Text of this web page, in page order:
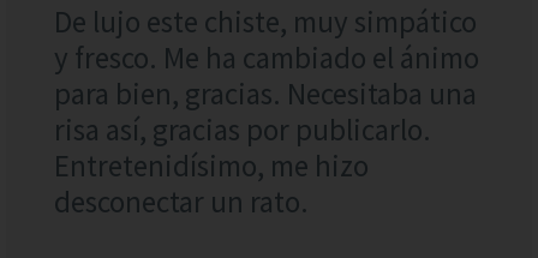
De lujo este chiste, muy simpático
y fresco. Me ha cambiado el ánimo
para bien, gracias. Necesitaba una
risa así, gracias por publicarlo.
Entretenidísimo, me hizo
desconectar un rato.